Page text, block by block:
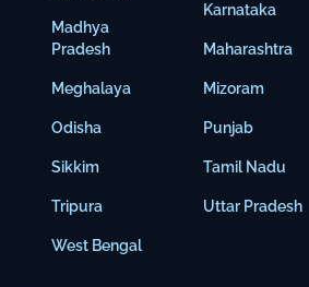
Madhya
Pradesh
Meghalaya
Odisha
Sikkim
Tripura
West Bengal
Karnataka
Maharashtra
Mizoram
Punjab
Tamil Nadu
Uttar Pradesh